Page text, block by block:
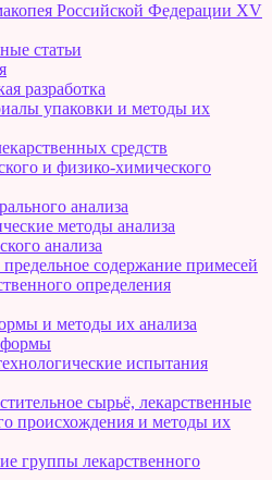
Российской Федерации XV
статьи
разработка
упаковки и методы их
средств
и физико-химического
анализа
методы анализа
анализа
содержание примесей
определения
и методы их анализа
формы
испытания
сырьё, лекарственные
происхождения и методы их
группы лекарственного